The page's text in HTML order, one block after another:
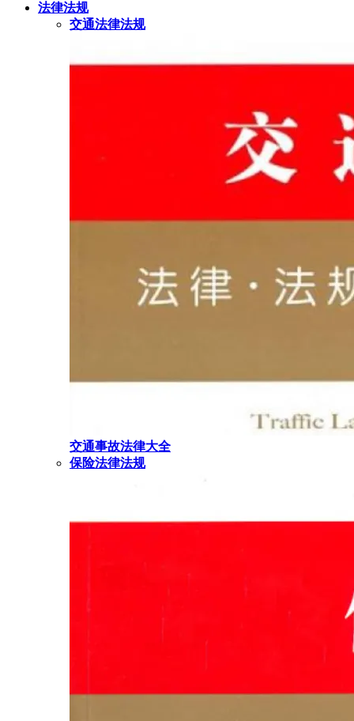
法律法规
交通法律法规
交通事故法律大全
保险法律法规